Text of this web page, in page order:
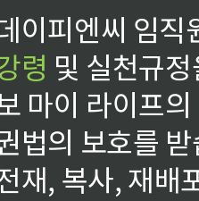
이피엔씨 임
령 및 실천규
마이 라이프
법의 보호를
재, 복사, 재배